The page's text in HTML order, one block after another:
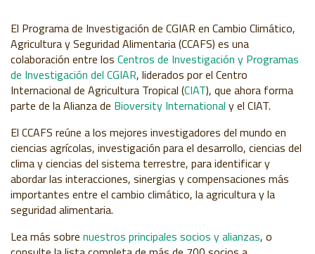
El Programa de Investigación de CGIAR en Cambio Climático,
Agricultura y Seguridad Alimentaria (CCAFS) es una
colaboración entre los Centros de Investigación y Programas
de Investigación del CGIAR, liderados por el Centro
Internacional de Agricultura Tropical (CIAT), que ahora forma
parte de la Alianza de Bioversity International y el CIAT.
El CCAFS reúne a los mejores investigadores del mundo en
ciencias agrícolas, investigación para el desarrollo, ciencias del
clima y ciencias del sistema terrestre, para identificar y
abordar las interacciones, sinergias y compensaciones más
importantes entre el cambio climático, la agricultura y la
seguridad alimentaria.
Lea más sobre nuestros principales socios y alianzas, o